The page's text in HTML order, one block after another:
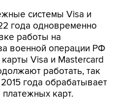
системы Visa и
года одновременно
работы на
военной операции РФ
Visa и Mastercard
работать, так
года обрабатывает
карт.